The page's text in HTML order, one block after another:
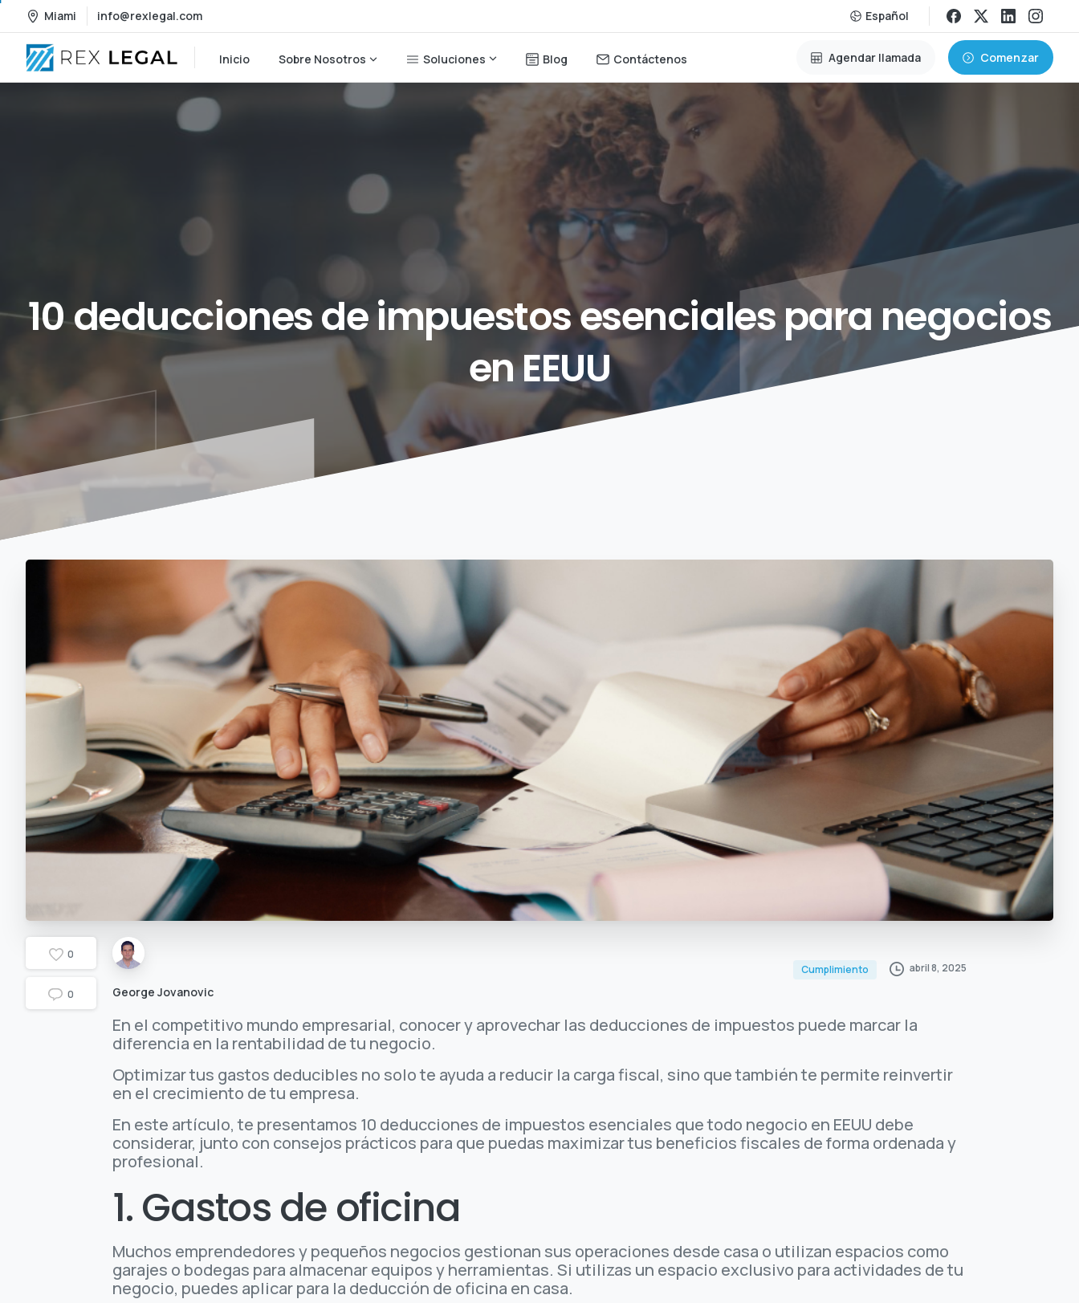
Miami info@rexlegal.com Español
Inicio Sobre Nosotros Soluciones Blog Contáctenos Agendar llamada Comenzar
10deduccionesdeimpuestosesencialespara negocios
enEEUU
0
0 George Jovanovic
Cumplimiento abril 8, 2025
En el competitivo mundo empresarial, conocer y aprovechar las deducciones de impuestos puede marcar la
diferencia en la rentabilidad de tu negocio.
Optimizar tus gastos deducibles no solo te ayuda a reducir la carga fiscal, sino que también te permite reinvertir
en el crecimiento de tu empresa.
En este artículo, te presentamos 10 deducciones de impuestos esenciales que todo negocio en EEUU debe
considerar, junto con consejos prácticos para que puedas maximizar tus beneficios fiscales de forma ordenada y
profesional.
1. Gastos de oficina
Muchos emprendedores y pequeños negocios gestionan sus operaciones desde casa o utilizan espacios como
garajes o bodegas para almacenar equipos y herramientas. Si utilizas un espacio exclusivo para actividades de tu
negocio, puedes aplicar para la deducción de oficina en casa.